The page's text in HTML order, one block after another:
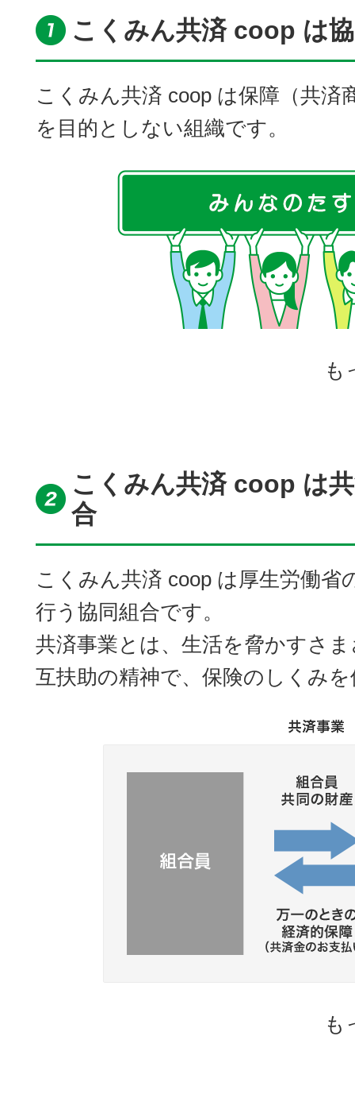
こくみん共済 coop は
こくみん共済 coop は保障（共済
を目的としない組織です。
も
こくみん共済 coop は
合
こくみん共済 coop は厚生労働省
行う協同組合です。
共済事業とは、生活を脅かすさ
互扶助の精神で、保険のしくみ
も